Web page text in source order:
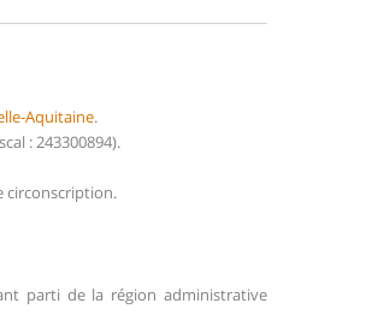
Aquitaine.
: 243300894).
circonscription.
parti de la région administrative